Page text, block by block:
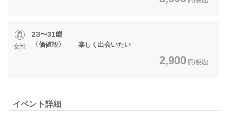
女性
23〜31歳
〈価値観〉 楽しく出会いたい
2,900 円(税込)
イベント詳細